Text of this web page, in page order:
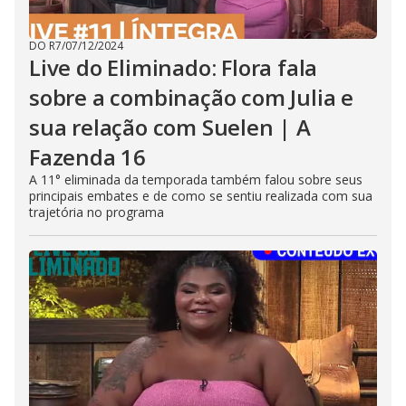
DO R7/07/12/2024
Live do Eliminado: Flora fala
sobre a combinação com Julia e
sua relação com Suelen | A
Fazenda 16
A 11° eliminada da temporada também falou sobre seus
principais embates e de como se sentiu realizada com sua
trajetória no programa